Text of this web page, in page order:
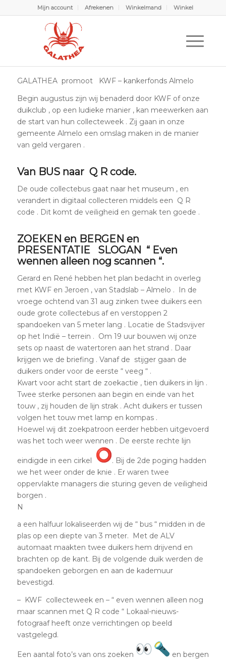
Mijn account Afrekenen Winkelmand Winkel
Galathea promoot KWF – kankerfonds Almelo
U bevindt zich hier: Home
Galathea promoot KWF – kankerfonds Almelo
GALATHEA promoot KWF – kankerfonds Almelo
Begin augustus zijn wij benaderd door KWF of onze
duikclub , op een ludieke manier , kan meewerken aan
de start van hun collecteweek . Zij gaan in onze
gemeente Almelo een omslag maken in de manier
van geld vergaren .
Van BUS naar Q R code.
De oude collectebus gaat naar het museum , en
verandert in digitaal collecteren middels een Q R
code . Dit komt de veiligheid en gemak ten goede .
ZOEKEN en BERGEN en
PRESENTATIE SLOGAN “ Even
wennen alleen nog scannen “.
Gerard en René hebben het plan bedacht in overleg
met KWF en Jeroen , van Stadslab – Almelo . In de
vroege ochtend van 31 aug zinken twee duikers een
oude grote collectebus af en verstoppen 2
spandoeken van 5 meter lang . Locatie de Stadsvijver
op het Indië – terrein . Om 19 uur bouwen wij onze
sets op naast de watertoren aan het strand . Daar
krijgen we de briefing . Vanaf de stijger gaan de
duikers onder voor de eerste “ veeg “ .
Kwart voor acht start de zoekactie , tien duikers in lijn .
Twee sterke personen aan begin en einde van het
touw , zij houden de lijn strak . Acht duikers er tussen
volgen het touw met lamp en kompas .
Hoewel wij dit zoekpatroon eerder hebben uitgevoerd
was het toch weer wennen . De eerste rechte lijn
eindigde in een cirkel
. Bij de 2de poging hadden
we het weer onder de knie . Er waren twee
oppervlakte managers die sturing geven de veiligheid
borgen .
N
a een halfuur lokaliseerden wij de “ bus “ midden in de
plas op een diepte van 3 meter. Met de ALV
automaat maakten twee duikers hem drijvend en
brachten op de kant. Bij de volgende duik werden de
spandoeken geborgen en aan de kademuur
bevestigd.
– KWF collecteweek en – “ even wennen alleen nog
maar scannen met Q R code “ Lokaal-nieuws-
fotograaf heeft onze verrichtingen op beeld
vastgelegd.
Een aantal foto’s van ons zoeken
en bergen